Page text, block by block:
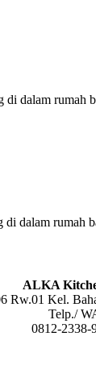
dalam rumah
dalam rumah
ALKA
Rw.01 Kel.
Telp./
0812-2338-